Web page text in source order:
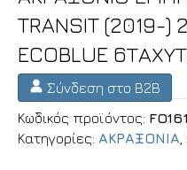
TRANSIT (2019-)
ECOBLUE
Σύνδεση στο B2B
Κωδικός προϊόντος:
Κατηγορίες: ΑΚΡΑΞΟΝΙΑ